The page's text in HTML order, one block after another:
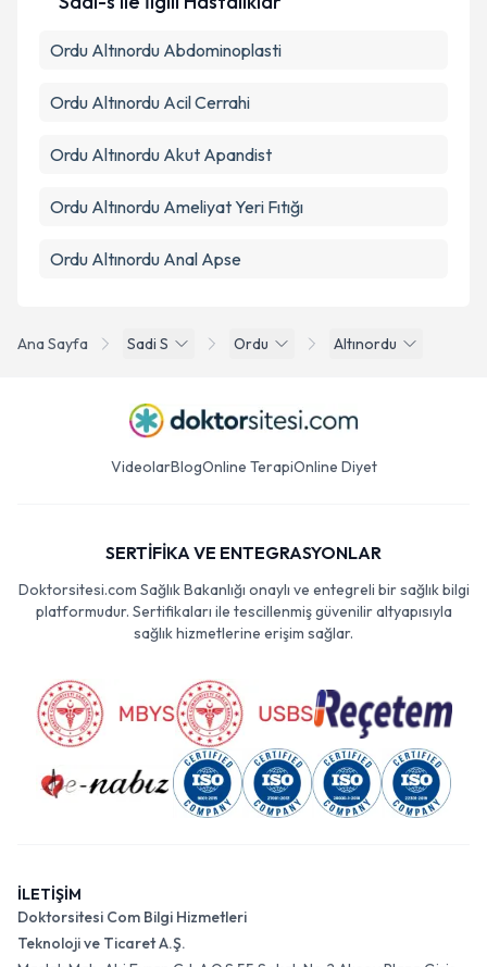
Ana Sayfa Sadi S Ordu Altınordu
Ordu Altınordu Abdominoplasti
Ordu Altınordu Acil Cerrahi
Ordu Altınordu Akut Apandist
Ordu Altınordu Ameliyat Yeri Fıtığı
Ordu Altınordu Anal Apse
VideolarBlogOnline TerapiOnline Diyet
SERTİFİKA VE ENTEGRASYONLAR
Doktorsitesi.com Sağlık Bakanlığı onaylı ve entegreli bir sağlık bilgi
platformudur. Sertifikaları ile tescillenmiş güvenilir altyapısıyla
sağlık hizmetlerine erişim sağlar.
İLETİŞİM
Doktorsitesi Com Bilgi Hizmetleri
Teknoloji ve Ticaret A.Ş.